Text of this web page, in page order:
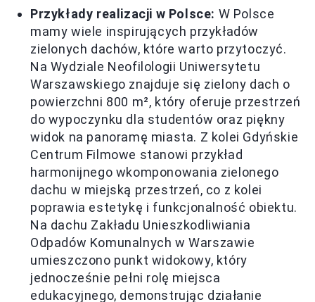
Przykłady realizacji w Polsce: W Polsce
mamy wiele inspirujących przykładów
zielonych dachów, które warto przytoczyć.
Na Wydziale Neofilologii Uniwersytetu
Warszawskiego znajduje się zielony dach o
powierzchni 800 m², który oferuje przestrzeń
do wypoczynku dla studentów oraz piękny
widok na panoramę miasta. Z kolei Gdyńskie
Centrum Filmowe stanowi przykład
harmonijnego wkomponowania zielonego
dachu w miejską przestrzeń, co z kolei
poprawia estetykę i funkcjonalność obiektu.
Na dachu Zakładu Unieszkodliwiania
Odpadów Komunalnych w Warszawie
umieszczono punkt widokowy, który
jednocześnie pełni rolę miejsca
edukacyjnego, demonstrując działanie